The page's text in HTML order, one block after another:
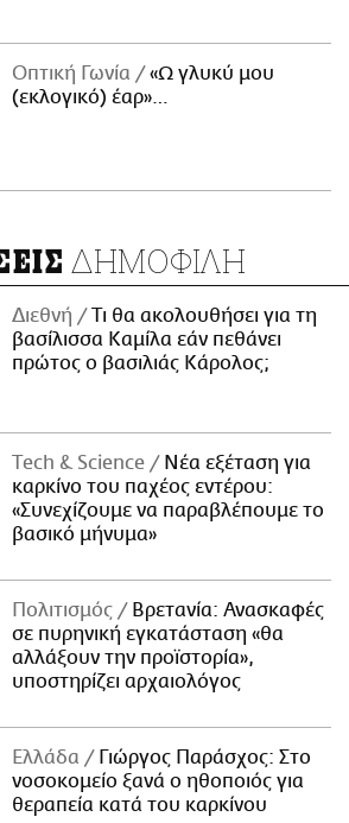
Οπτική Γωνία
«Ω γλυκύ μου
(εκλογικό) έαρ»…
ΔΗΜΟΦΙΛΗ
Διεθνή
Τι θα ακολουθήσει για τη
βασίλισσα Καμίλα εάν πεθάνει
πρώτος ο βασιλιάς Κάρολος;
Τech & Science
Νέα εξέταση για
καρκίνο του παχέος εντέρου:
«Συνεχίζουμε να παραβλέπουμε το
βασικό μήνυμα»
Πολιτισμός
Βρετανία: Ανασκαφές
σε πυρηνική εγκατάσταση «θα
αλλάξουν την προϊστορία»,
υποστηρίζει αρχαιολόγος
Ελλάδα
Γιώργος Παράσχος: Στο
νοσοκομείο ξανά ο ηθοποιός για
θεραπεία κατά του καρκίνου